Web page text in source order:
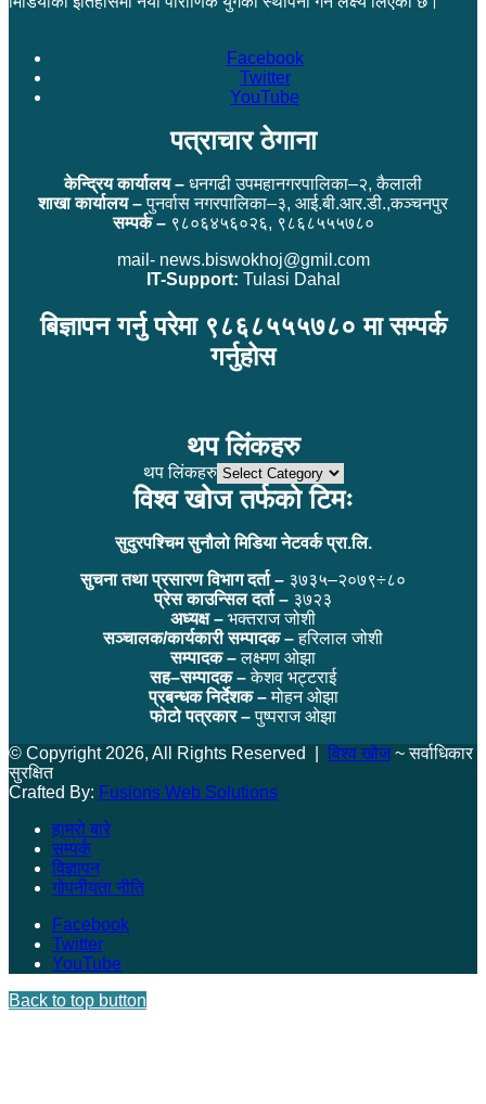
Facebook
Twitter
YouTube
पत्राचार ठेगाना
केन्द्रिय कार्यालय – धनगढी उपमहानगरपालिका–२, कैलाली
शाखा कार्यालय –पुनर्वास नगरपालिका–३, आई.बी.आर.डी.,कञ्चनपुर
सम्पर्क –९८०६४५६०२६, ९८६८५५५७८०
mail- news.biswokhoj@gmil.com
IT-Support: Tulasi Dahal
बिज्ञापन गर्नु परेमा ९८६८५५५७८० मा सम्पर्क
गर्नुहोस
थप लिंकहरु
थप लिंकहरु
विश्व खोज तर्फको टिमः
सुदुरपश्चिम सुनौलो मिडिया नेटवर्क प्रा.लि.
सुचना तथा प्रसारण विभाग दर्ता – ३७३५–२०७९÷८०
प्रेस काउन्सिल दर्ता – ३७२३
अध्यक्ष – भक्तराज जोशी
सञ्चालक/कार्यकारी सम्पादक –हरिलाल जोशी
सम्पादक –लक्ष्मण ओझा
सह–सम्पादक –केशव भट्टराई
प्रबन्धक निर्देशक –मोहन ओझा
फोटो पत्रकार –पुष्पराज ओझा
© Copyright 2026, All Rights Reserved | विश्व खोज~ सर्वाधिकार
सुरक्षित
Crafted By: Fusions Web Solutions
हाम्रो बारे
सम्पर्क
विज्ञापन
गोपनीयता नीति
Facebook
Twitter
YouTube
Back to top button